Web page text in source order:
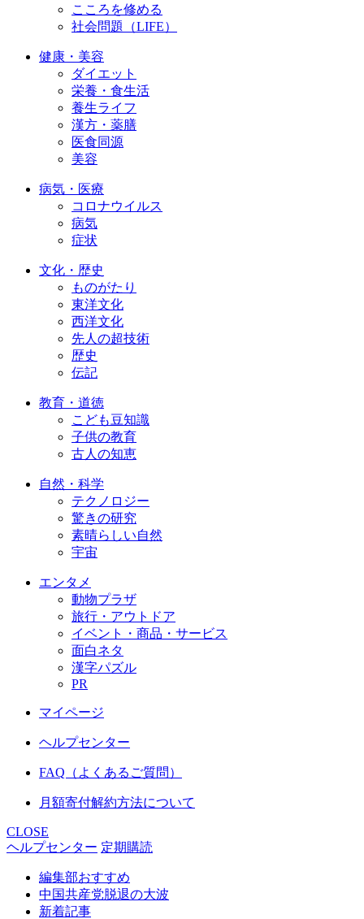
こころを修める
社会問題（LIFE）
健康・美容
ダイエット
栄養・食生活
養生ライフ
漢方・薬膳
医食同源
美容
病気・医療
コロナウイルス
病気
症状
文化・歴史
ものがたり
東洋文化
西洋文化
先人の超技術
歴史
伝記
教育・道徳
こども豆知識
子供の教育
古人の知恵
自然・科学
テクノロジー
驚きの研究
素晴らしい自然
宇宙
エンタメ
動物プラザ
旅行・アウトドア
イベント・商品・サービス
面白ネタ
漢字パズル
PR
マイページ
ヘルプセンター
FAQ（よくあるご質問）
月額寄付解約方法について
CLOSE
ヘルプセンター 定期購読
編集部おすすめ
中国共産党脱退の大波
新着記事